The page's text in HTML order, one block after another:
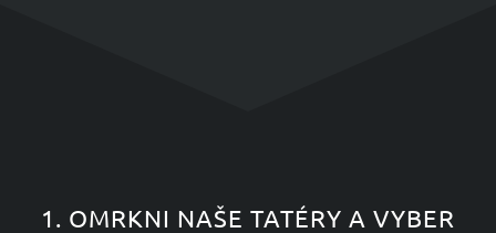
1. OMRKNI NAŠE TATÉRY A VYBER